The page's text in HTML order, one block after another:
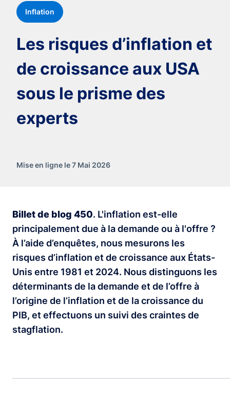
Inflation
Les risques d’inflation et
de croissance aux USA
sous le prisme des
experts
Mise en ligne le 7 Mai 2026
Billet de blog 450. L'inflation est-elle
principalement due à la demande ou à l'offre ?
À l’aide d’enquêtes, nous mesurons les
risques d’inflation et de croissance aux États-
Unis entre 1981 et 2024. Nous distinguons les
déterminants de la demande et de l’offre à
l’origine de l’inflation et de la croissance du
PIB, et effectuons un suivi des craintes de
stagflation.